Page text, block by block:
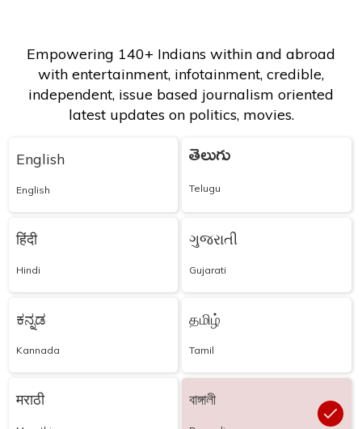
Empowering 140+ Indians within and abroad
with entertainment, infotainment, credible,
independent, issue based journalism oriented
latest updates on politics, movies.
English
English
తెలుగు
Telugu
हिंदी
Hindi
ગુજરાતી
Gujarati
ಕನ್ನಡ
Kannada
தமிழ்
Tamil
मराठी বাঙ্গালী